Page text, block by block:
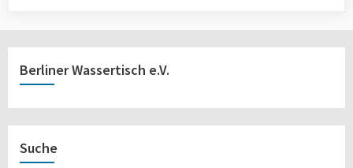
Berliner Wassertisch e.V.
Suche